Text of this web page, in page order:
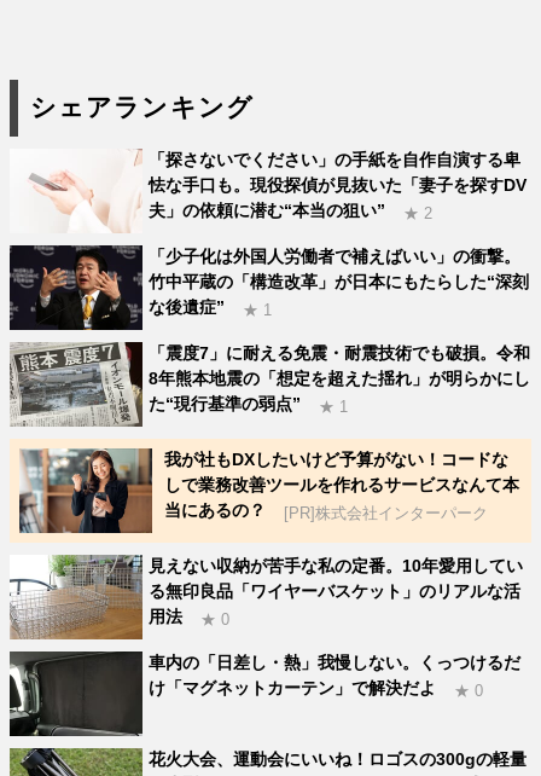
シェアランキング
「探さないでください」の手紙を自作自演する卑
怯な手口も。現役探偵が見抜いた「妻子を探すDV
夫」の依頼に潜む“本当の狙い”
★ 2
「少子化は外国人労働者で補えばいい」の衝撃。
竹中平蔵の「構造改革」が日本にもたらした“深刻
な後遺症”
★ 1
「震度7」に耐える免震・耐震技術でも破損。令和
8年熊本地震の「想定を超えた揺れ」が明らかにし
た“現行基準の弱点”
★ 1
我が社もDXしたいけど予算がない！コードな
しで業務改善ツールを作れるサービスなんて本
当にあるの？
[PR]株式会社インターパーク
見えない収納が苦手な私の定番。10年愛用してい
る無印良品「ワイヤーバスケット」のリアルな活
用法
★ 0
車内の「日差し・熱」我慢しない。くっつけるだ
け「マグネットカーテン」で解決だよ
★ 0
花火大会、運動会にいいね！ロゴスの300gの軽量